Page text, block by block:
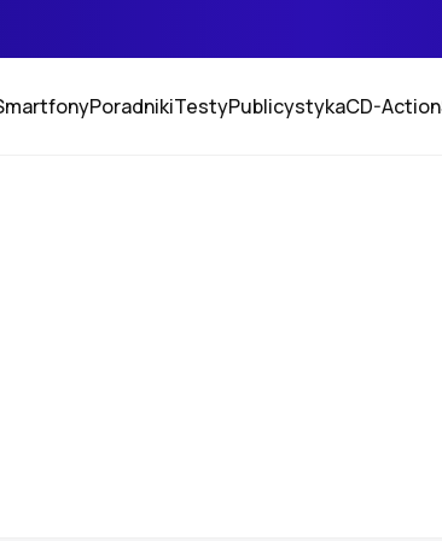
PoradnikiTestyPublicystykaCD-Action